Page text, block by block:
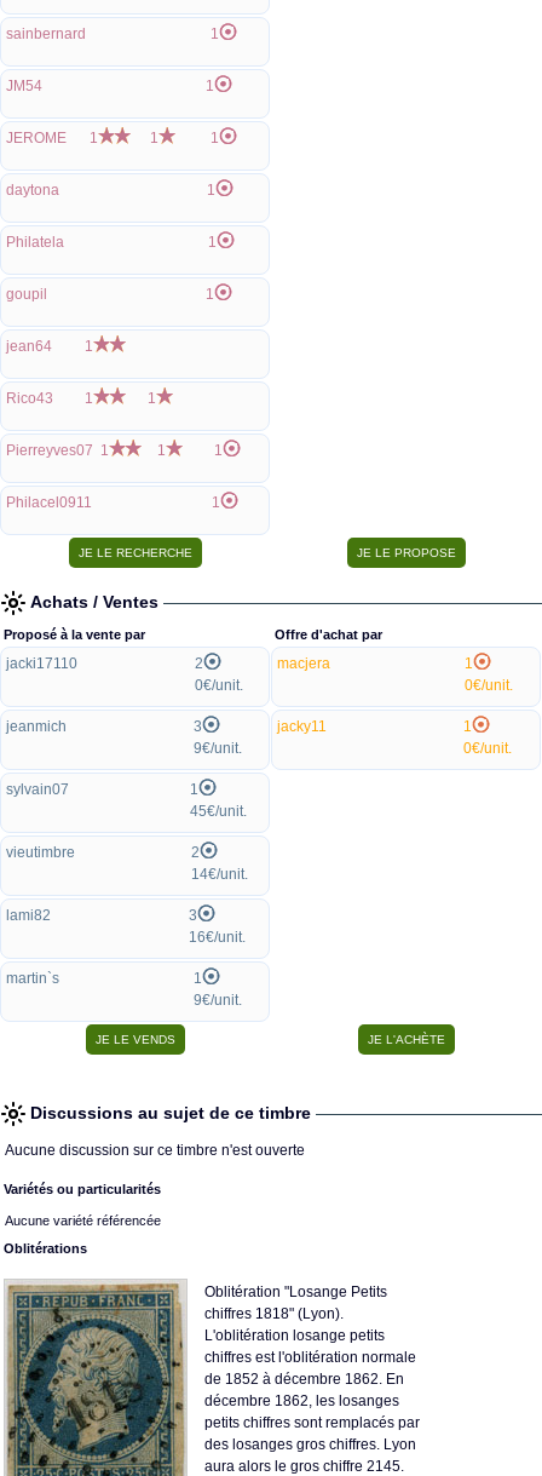
sainbernard 1
JM54 1
JEROME 1 1 1
daytona 1
Philatela 1
goupil 1
jean64 1
Rico43 1 1
Pierreyves07 1 1 1
Philacel0911 1
Achats / Ventes
Proposé à la vente par
jacki17110
2
0€/unit.
jeanmich
3
9€/unit.
sylvain07
1
45€/unit.
vieutimbre
2
14€/unit.
lami82
3
16€/unit.
martin`s
1
9€/unit.
Offre d'achat par
macjera
1
0€/unit.
jacky11
1
0€/unit.
Discussions au sujet de ce timbre
Aucune discussion sur ce timbre n'est ouverte
Variétés ou particularités
Aucune variété référencée
Oblitérations
Oblitération "Losange Petits
chiffres 1818" (Lyon).
L'oblitération losange petits
chiffres est l'oblitération normale
de 1852 à décembre 1862. En
décembre 1862, les losanges
petits chiffres sont remplacés par
des losanges gros chiffres. Lyon
aura alors le gros chiffre 2145.